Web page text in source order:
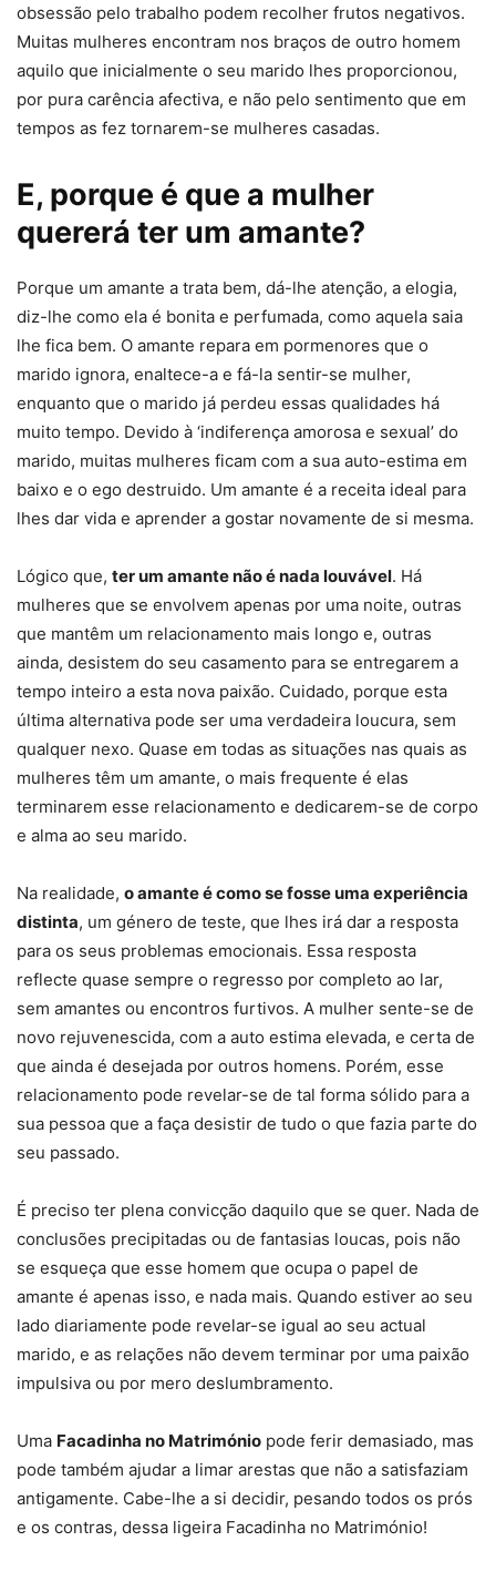
obsessão pelo trabalho podem recolher frutos negativos.
Muitas mulheres encontram nos braços de outro homem
aquilo que inicialmente o seu marido lhes proporcionou,
por pura carência afectiva, e não pelo sentimento que em
tempos as fez tornarem-se mulheres casadas.
E, porque é que a mulher
quererá ter um amante?
Porque um amante a trata bem, dá-lhe atenção, a elogia,
diz-lhe como ela é bonita e perfumada, como aquela saia
lhe fica bem. O amante repara em pormenores que o
marido ignora, enaltece-a e fá-la sentir-se mulher,
enquanto que o marido já perdeu essas qualidades há
muito tempo. Devido à ‘indiferença amorosa e sexual’ do
marido, muitas mulheres ficam com a sua auto-estima em
baixo e o ego destruido. Um amante é a receita ideal para
lhes dar vida e aprender a gostar novamente de si mesma.
Lógico que, ter um amante não é nada louvável. Há
mulheres que se envolvem apenas por uma noite, outras
que mantêm um relacionamento mais longo e, outras
ainda, desistem do seu casamento para se entregarem a
tempo inteiro a esta nova paixão. Cuidado, porque esta
última alternativa pode ser uma verdadeira loucura, sem
qualquer nexo. Quase em todas as situações nas quais as
mulheres têm um amante, o mais frequente é elas
terminarem esse relacionamento e dedicarem-se de corpo
e alma ao seu marido.
Na realidade, o amante é como se fosse uma experiência
distinta, um género de teste, que lhes irá dar a resposta
para os seus problemas emocionais. Essa resposta
reflecte quase sempre o regresso por completo ao lar,
sem amantes ou encontros furtivos. A mulher sente-se de
novo rejuvenescida, com a auto estima elevada, e certa de
que ainda é desejada por outros homens. Porém, esse
relacionamento pode revelar-se de tal forma sólido para a
sua pessoa que a faça desistir de tudo o que fazia parte do
seu passado.
É preciso ter plena convicção daquilo que se quer. Nada de
conclusões precipitadas ou de fantasias loucas, pois não
se esqueça que esse homem que ocupa o papel de
amante é apenas isso, e nada mais. Quando estiver ao seu
lado diariamente pode revelar-se igual ao seu actual
marido, e as relações não devem terminar por uma paixão
impulsiva ou por mero deslumbramento.
Uma Facadinha no Matrimónio pode ferir demasiado, mas
pode também ajudar a limar arestas que não a satisfaziam
antigamente. Cabe-lhe a si decidir, pesando todos os prós
e os contras, dessa ligeira Facadinha no Matrimónio!